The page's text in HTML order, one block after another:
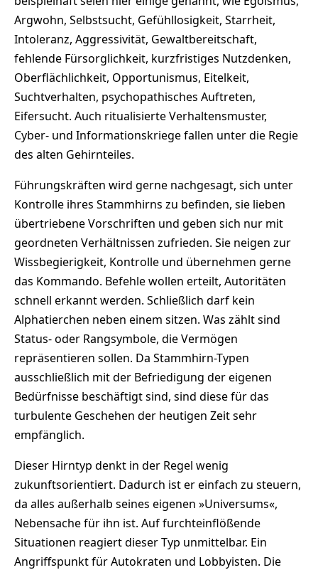
Argwohn, Selbstsucht, Gefühllosigkeit, Starrheit,
Intoleranz, Aggressivität, Gewaltbereitschaft,
fehlende Fürsorglichkeit, kurzfristiges Nutzdenken,
Oberflächlichkeit, Opportunismus, Eitelkeit,
Suchtverhalten, psychopathisches Auftreten,
Eifersucht. Auch ritualisierte Verhaltensmuster,
Cyber- und Informationskriege fallen unter die Regie
des alten Gehirnteiles.
Führungskräften wird gerne nachgesagt, sich unter
Kontrolle ihres Stammhirns zu befinden, sie lieben
übertriebene Vorschriften und geben sich nur mit
geordneten Verhältnissen zufrieden. Sie neigen zur
Wissbegierigkeit, Kontrolle und übernehmen gerne
das Kommando. Befehle wollen erteilt, Autoritäten
schnell erkannt werden. Schließlich darf kein
Alphatierchen neben einem sitzen. Was zählt sind
Status- oder Rangsymbole, die Vermögen
repräsentieren sollen. Da Stammhirn-Typen
ausschließlich mit der Befriedigung der eigenen
Bedürfnisse beschäftigt sind, sind diese für das
turbulente Geschehen der heutigen Zeit sehr
empfänglich.
Dieser Hirntyp denkt in der Regel wenig
zukunftsorientiert. Dadurch ist er einfach zu steuern,
da alles außerhalb seines eigenen »Universums«,
Nebensache für ihn ist. Auf furchteinflößende
Situationen reagiert dieser Typ unmittelbar. Ein
Angriffspunkt für Autokraten und Lobbyisten. Die